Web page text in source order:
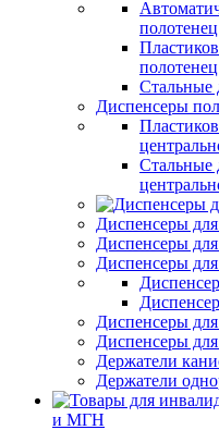
полотенец
полотенец
Стальные
Диспенсеры
Стальные
Диспенсеры
Диспенсеры
Диспенсеры
Диспенсеры
Диспенсеры
Держатели
Держатели
и МГН